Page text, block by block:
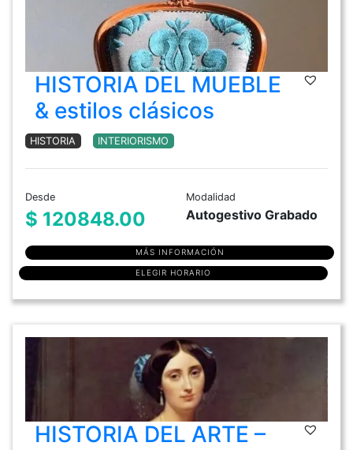
HISTORIA DEL MUEBLE
& estilos clásicos
HISTORIA INTERIORISMO
Desde
$ 120848.00
Modalidad
Autogestivo Grabado
MÁS INFORMACIÓN
ELEGIR HORARIO
HISTORIA DEL ARTE –